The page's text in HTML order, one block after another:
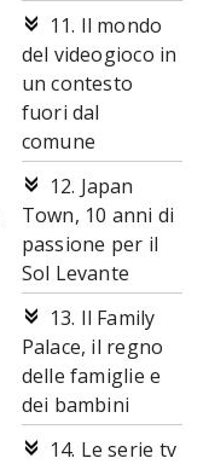
11. Il mondo
del videogioco in
un contesto
fuori dal
comune
12. Japan
Town, 10 anni di
passione per il
Sol Levante
13. Il Family
Palace, il regno
delle famiglie e
dei bambini
14. Le serie tv